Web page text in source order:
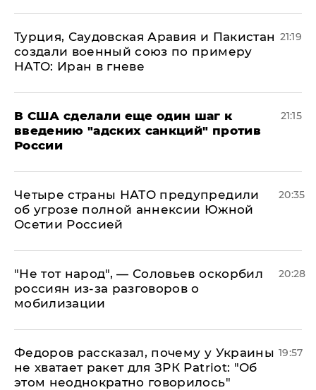
Турция, Саудовская Аравия и Пакистан
создали военный союз по примеру
НАТО: Иран в гневе
21:19
В США сделали еще один шаг к
введению "адских санкций" против
России
21:15
Четыре страны НАТО предупредили
об угрозе полной аннексии Южной
Осетии Россией
20:35
​"Не тот народ", — Соловьев оскорбил
россиян из-за разговоров о
мобилизации
20:28
Федоров рассказал, почему у Украины
не хватает ракет для ЗРК Patriot: "Об
этом неоднократно говорилось"
19:57